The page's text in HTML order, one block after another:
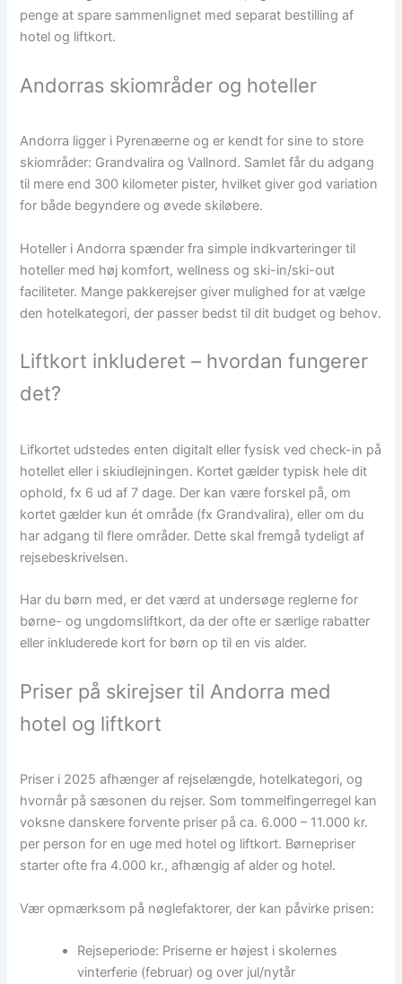
penge at spare sammenlignet med separat bestilling af
hotel og liftkort.
Andorras skiområder og hoteller
Andorra ligger i Pyrenæerne og er kendt for sine to store
skiområder: Grandvalira og Vallnord. Samlet får du adgang
til mere end 300 kilometer pister, hvilket giver god variation
for både begyndere og øvede skiløbere.
Hoteller i Andorra spænder fra simple indkvarteringer til
hoteller med høj komfort, wellness og ski-in/ski-out
faciliteter. Mange pakkerejser giver mulighed for at vælge
den hotelkategori, der passer bedst til dit budget og behov.
Liftkort inkluderet – hvordan fungerer
det?
Lifkortet udstedes enten digitalt eller fysisk ved check-in på
hotellet eller i skiudlejningen. Kortet gælder typisk hele dit
ophold, fx 6 ud af 7 dage. Der kan være forskel på, om
kortet gælder kun ét område (fx Grandvalira), eller om du
har adgang til flere områder. Dette skal fremgå tydeligt af
rejsebeskrivelsen.
Har du børn med, er det værd at undersøge reglerne for
børne- og ungdomsliftkort, da der ofte er særlige rabatter
eller inkluderede kort for børn op til en vis alder.
Priser på skirejser til Andorra med
hotel og liftkort
Priser i 2025 afhænger af rejselængde, hotelkategori, og
hvornår på sæsonen du rejser. Som tommelfingerregel kan
voksne danskere forvente priser på ca. 6.000 – 11.000 kr.
per person for en uge med hotel og liftkort. Børnepriser
starter ofte fra 4.000 kr., afhængig af alder og hotel.
Vær opmærksom på nøglefaktorer, der kan påvirke prisen:
Rejseperiode: Priserne er højest i skolernes
vinterferie (februar) og over jul/nytår